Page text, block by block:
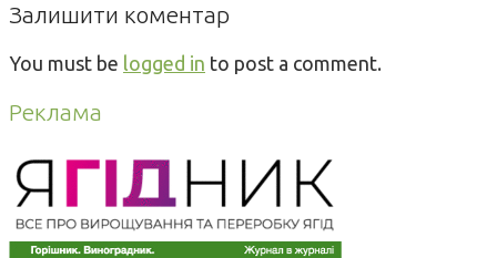
Залишити коментар
You must be logged in to post a comment.
Реклама